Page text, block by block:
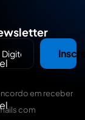
em receber
com